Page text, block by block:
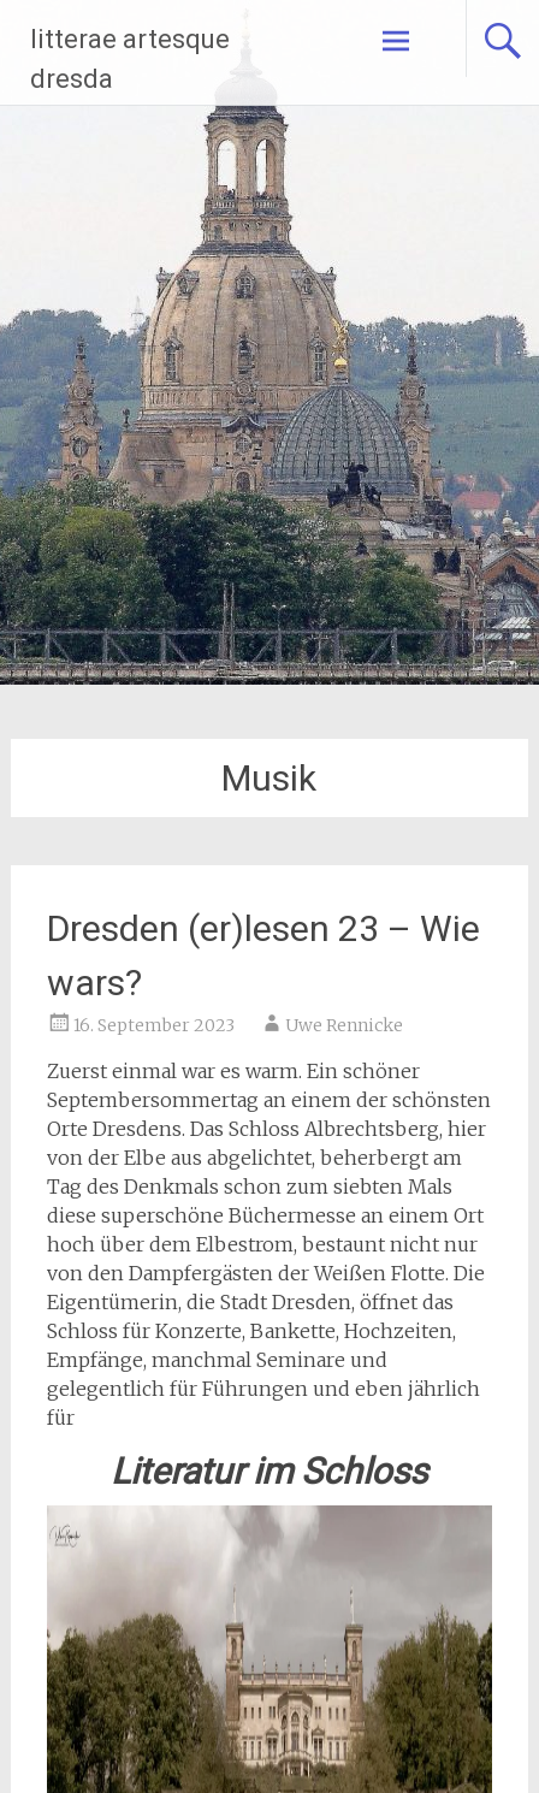
Inhalt
springen
litterae artesque
dresda
Musik
Dresden (er)lesen 23 – Wie
wars?
16. September 2023 Uwe Rennicke
Zuerst einmal war es warm. Ein schöner
Septembersommertag an einem der schönsten
Orte Dresdens. Das Schloss Albrechtsberg, hier
von der Elbe aus abgelichtet, beherbergt am
Tag des Denkmals schon zum siebten Mals
diese superschöne Büchermesse an einem Ort
hoch über dem Elbestrom, bestaunt nicht nur
von den Dampfergästen der Weißen Flotte. Die
Eigentümerin, die Stadt Dresden, öffnet das
Schloss für Konzerte, Bankette, Hochzeiten,
Empfänge, manchmal Seminare und
gelegentlich für Führungen und eben jährlich
für
Literatur im Schloss